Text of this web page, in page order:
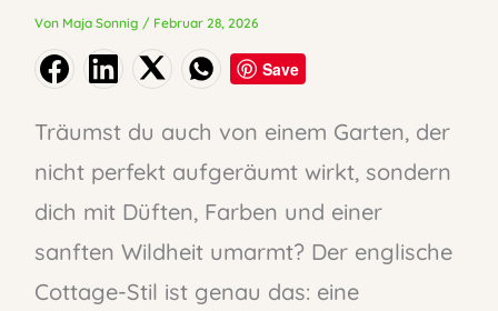
Von Maja Sonnig / Februar 28, 2026
Save
Träumst du auch von einem Garten, der
nicht perfekt aufgeräumt wirkt, sondern
dich mit Düften, Farben und einer
sanften Wildheit umarmt? Der englische
Cottage-Stil ist genau das: eine